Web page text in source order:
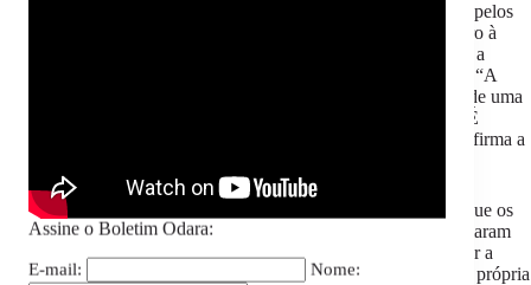
Assine o Boletim Odara:
E-mail: Nome:
aconteceu, questionando o porquê da menina ter sido socorrida pelos
policiais, ao invés da própria mãe. “Que mãe não iria dar socorro à
própria filha?”, perguntou o advogado. Daiane Ribeiro entende a
postura da defesa como uma forma de revitimização da família. “A
família é novamente violentada no momento em que é exigido de uma
mãe que ela saia de casa para ver a filha com um tiro no rosto. É
esperar uma postura sobre-humana de uma mulher, uma mãe” afirma a
Durante toda a sustentação da defesa, Keller voltou a insinuar que os
familiares estariam mentindo sobre os acontecimentos que vitimaram
Geovanna. Em alguns momentos, o advogado chegou a encenar a
forma como a mãe e a avó da menina se colocaram, alterando a própria